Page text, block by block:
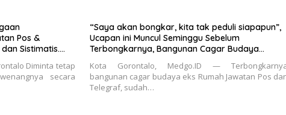
Pos &
Diminta tetap
secara
“Saya akan bongkar, kita tak peduli siapapun”,
Ucapan ini Muncul Seminggu Sebelum
Terbongkarnya, Bangunan Cagar Budaya
Kota Gorontalo, Medgo.ID —
bangunan cagar budaya eks Rumah Jawatan Pos
Telegraf, sudah…